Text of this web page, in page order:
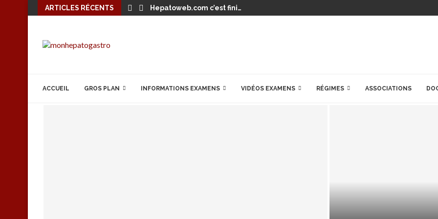
ARTICLES RÉCENTS Hepatoweb.com c’est fini…
ACCUEIL GROS PLAN INFORMATIONS EXAMENS VIDÉOS EXAMENS RÉGIMES ASSOCIATIONS